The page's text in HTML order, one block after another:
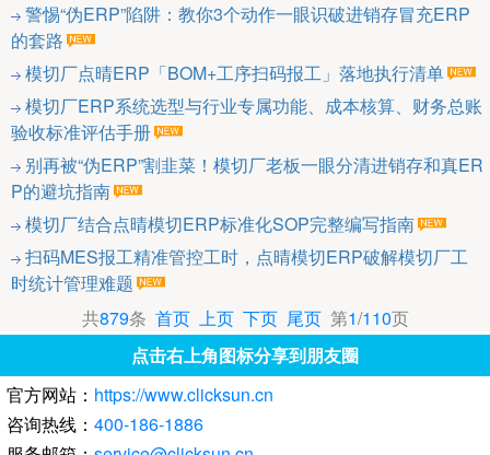
警惕“伪ERP”陷阱：教你3个动作一眼识破进销存冒充ERP
的套路
模切厂点晴ERP「BOM+工序扫码报工」落地执行清单
模切厂ERP系统选型与行业专属功能、成本核算、财务总账
验收标准评估手册
别再被“伪ERP”割韭菜！模切厂老板一眼分清进销存和真ER
P的避坑指南
模切厂结合点晴模切ERP标准化SOP完整编写指南
扫码MES报工精准管控工时，点晴模切ERP破解模切厂工
时统计管理难题
共879条 首页 上页 下页 尾页第1/110页
点击右上角图标分享到朋友圈
官方网站： https://www.clicksun.cn
咨询热线： 400-186-1886